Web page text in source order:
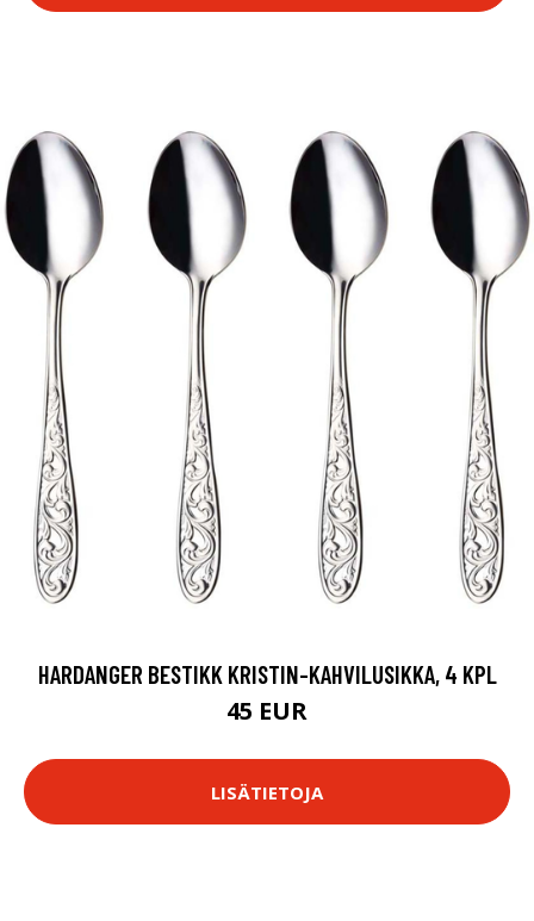
HARDANGER BESTIKK KRISTIN-KAHVILUSIKKA, 4 KPL
45 EUR
LISÄTIETOJA